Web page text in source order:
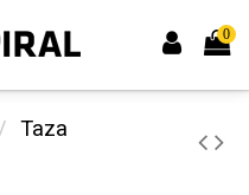
0
Taza